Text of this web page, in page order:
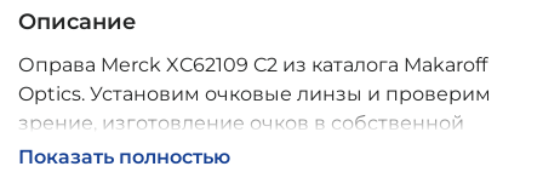
Описание
Оправа Merck XC62109 C2 из каталога Makaroff
Optics. Установим очковые линзы и проверим
зрение, изготовление очков в собственной
мастерской, обычно 2–5 дней, индивидуальные
Показать полностью